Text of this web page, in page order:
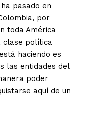
pasado en
por
toda América
clase política
haciendo es
las entidades del
poder
aquí de un